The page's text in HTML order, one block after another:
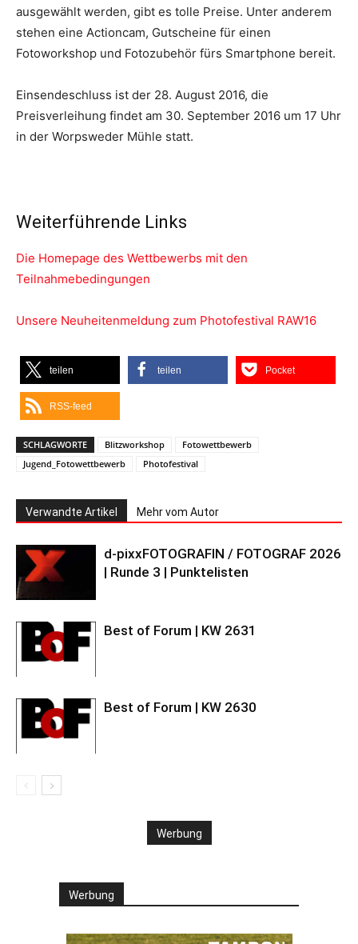
ausgewählt werden, gibt es tolle Preise. Unter anderem
stehen eine Actioncam, Gutscheine für einen
Fotoworkshop und Fotozubehör fürs Smartphone bereit.
Einsendeschluss ist der 28. August 2016, die
Preisverleihung findet am 30. September 2016 um 17 Uhr
in der Worpsweder Mühle statt.
Weiterführende Links
Die Homepage des Wettbewerbs mit den
Teilnahmebedingungen
Unsere Neuheitenmeldung zum Photofestival RAW16
teilen teilen Pocket
RSS-feed
SCHLAGWORTE Blitzworkshop
Fotowettbewerb
Jugend_Fotowettbewerb
Photofestival
Verwandte Artikel Mehr vom Autor
d-pixxFOTOGRAFIN / FOTOGRAF 2026
| Runde 3 | Punktelisten
Best of Forum | KW 2631
Best of Forum | KW 2630
Werbung
Werbung